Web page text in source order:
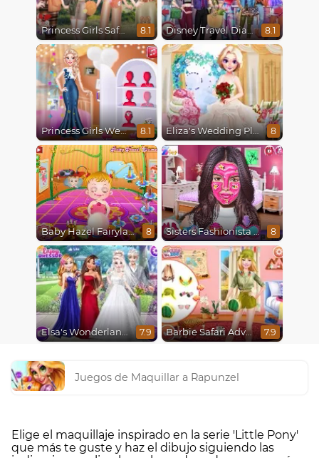
Princess Girls Safari Trip 8.1 Disney Travel Diaries: City Break 8.1
Princess Girls Wedding Trip 8.1 Eliza's Wedding Planner 8
Baby Hazel Fairyland Ballet 8 Sisters Fashionista Makeup 8
Elsa's Wonderland Wedding 7.9 Barbie Safari Adventure 7.9
Juegos de Maquillar a Rapunzel
Elige el maquillaje inspirado en la serie 'Little Pony'
que más te guste y haz el dibujo siguiendo las